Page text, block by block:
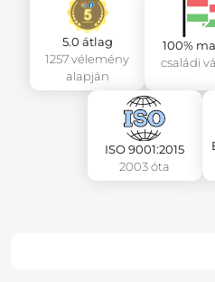
5.0 átlag
1257 vélemény
alapján
100%
családi
ISO 9001:2015
2003 óta